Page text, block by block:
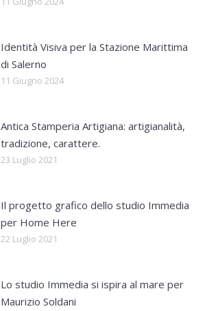
Identità Visiva per la Stazione Marittima
di Salerno
11 Giugno 2024
Antica Stamperia Artigiana: artigianalità,
tradizione, carattere.
23 Luglio 2021
Il progetto grafico dello studio Immedia
per Home Here
22 Luglio 2021
Lo studio Immedia si ispira al mare per
Maurizio Soldani